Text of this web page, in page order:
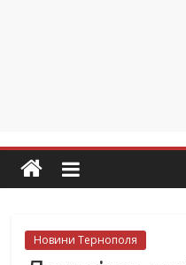
Новини Тернополя